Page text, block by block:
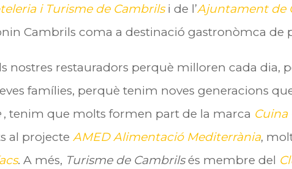
i Turisme de Cambrilsi de l’Ajuntament de
Cambrils coma a destinació gastronòmca
nostres restauradors perquè milloren cada dia,
famílies, perquè tenim noves generacions
, tenim que molts formen part de la marca Cuina
al projecte AMED Alimentació Mediterrània,
. A més, Turisme de Cambrilsés membre del